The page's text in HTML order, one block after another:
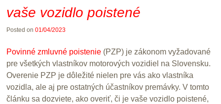
vaše vozidlo poistené
Posted on 01/04/2023
Povinné zmluvné poistenie(PZP) je zákonom vyžadované
pre všetkých vlastníkov motorových vozidiel na Slovensku.
Overenie PZP je dôležité nielen pre vás ako vlastníka
vozidla, ale aj pre ostatných účastníkov premávky. V tomto
článku sa dozviete, ako overiť, či je vaše vozidlo poistené,